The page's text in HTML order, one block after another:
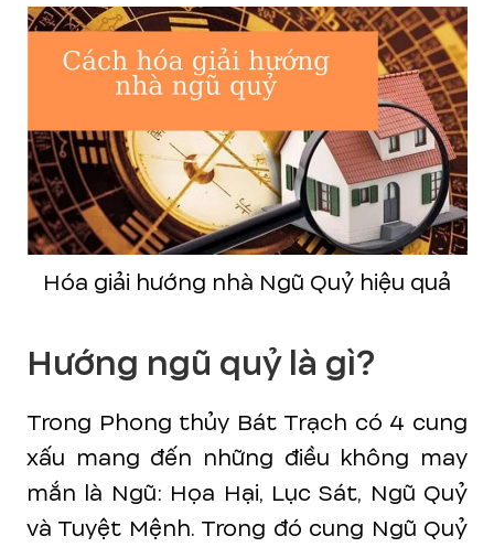
Hóa giải hướng nhà Ngũ Quỷ hiệu quả
Hướng ngũ quỷ là gì?
Trong Phong thủy Bát Trạch có 4 cung
xấu mang đến những điều không may
mắn là Ngũ: Họa Hại, Lục Sát, Ngũ Quỷ
và Tuyệt Mệnh. Trong đó cung Ngũ Quỷ